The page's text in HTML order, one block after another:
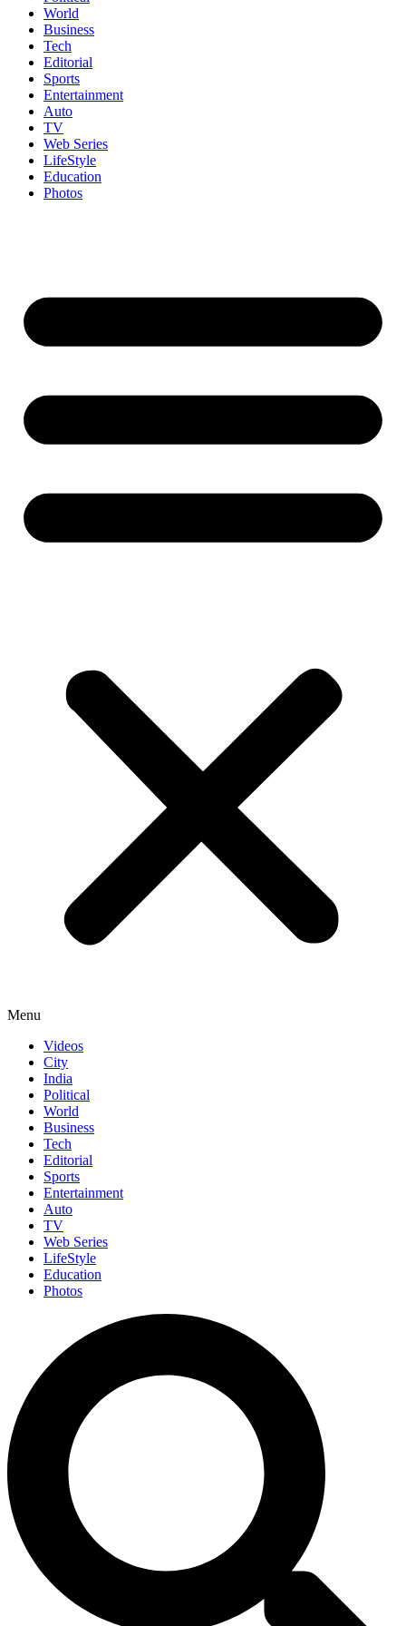
World
Business
Tech
Editorial
Sports
Entertainment
Auto
TV
Web Series
LifeStyle
Education
Photos
Menu
Videos
City
India
Political
World
Business
Tech
Editorial
Sports
Entertainment
Auto
TV
Web Series
LifeStyle
Education
Photos